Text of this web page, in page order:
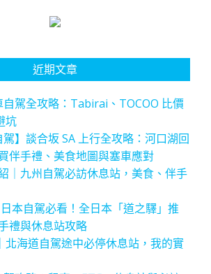
近期文章
自駕全攻略：Tabirai、TOCOO 比價
坑
駕】談合坂 SA 上行全攻略：河口湖回
伴手禮、美食地圖與塞車應對
｜九州自駕必訪休息站，美食、伴手
日本自駕必看！全日本「道之驛」推
禮與休息站攻略
北海道自駕途中必停休息站，我的實